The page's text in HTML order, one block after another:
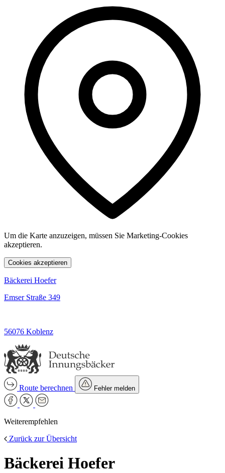
Um die Karte anzuzeigen, müssen Sie Marketing-Cookies
akzeptieren.
Cookies akzeptieren
Bäckerei Hoefer
Emser Straße 349
56076 Koblenz
Route berechnen Fehler melden
Weiterempfehlen
Zurück zur Übersicht
Bäckerei Hoefer